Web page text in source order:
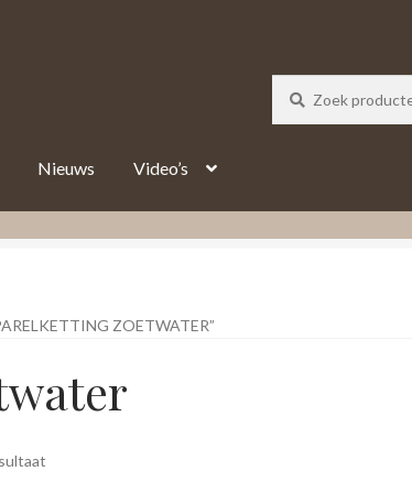
Nieuws Video’s
ZOETWATER”